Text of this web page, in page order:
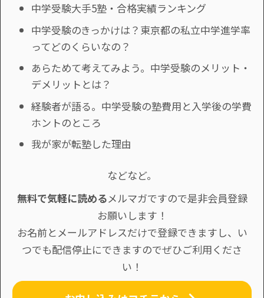
中学受験大手5塾・合格実績ランキング
中学受験のきっかけは？東京都の私立中学進学率
ってどのくらいなの？
あらためて考えてみよう。中学受験のメリット・
デメリットとは？
経験者が語る。中学受験の塾費用と入学後の学費
ホントのところ
我が家が転塾した理由
などなど。
無料で気軽に読めるメルマガですので是非会員登録
お願いします！
お名前とメールアドレスだけで登録できますし、い
つでも配信停止にできますのでぜひご利用くださ
い！